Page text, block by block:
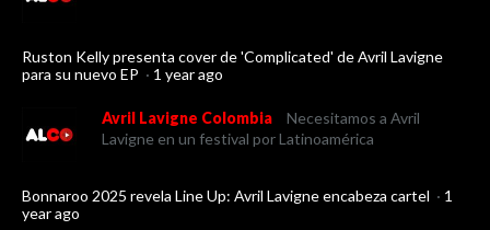
Ruston Kelly presenta cover de 'Complicated' de Avril Lavigne
para su nuevo EP · 1 year ago
Avril Lavigne Colombia
Necesitamos a Avril
Lavigne en un festival por Latinoamérica
Bonnaroo 2025 revela Line Up: Avril Lavigne encabeza cartel · 1
year ago